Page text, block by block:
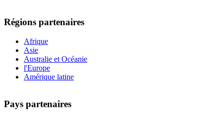
Régions partenaires
Afrique
Asie
Australie et Océanie
l'Europe
Amérique latine
Pays partenaires